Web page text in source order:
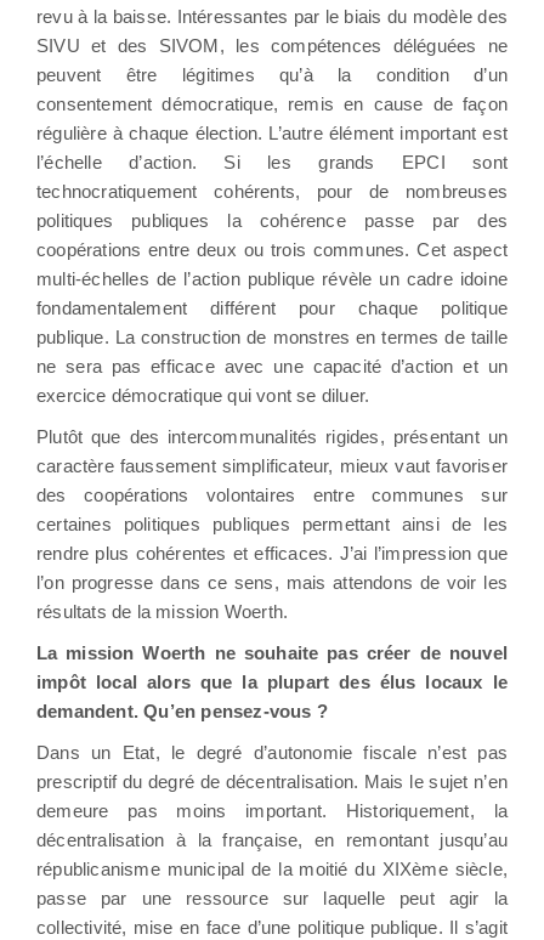
revu à la baisse. Intéressantes par le biais du modèle des
SIVU et des SIVOM, les compétences déléguées ne
peuvent être légitimes qu’à la condition d’un
consentement démocratique, remis en cause de façon
régulière à chaque élection. L’autre élément important est
l’échelle d’action. Si les grands EPCI sont
technocratiquement cohérents, pour de nombreuses
politiques publiques la cohérence passe par des
coopérations entre deux ou trois communes. Cet aspect
multi-échelles de l’action publique révèle un cadre idoine
fondamentalement différent pour chaque politique
publique. La construction de monstres en termes de taille
ne sera pas efficace avec une capacité d’action et un
exercice démocratique qui vont se diluer.
Plutôt que des intercommunalités rigides, présentant un
caractère faussement simplificateur, mieux vaut favoriser
des coopérations volontaires entre communes sur
certaines politiques publiques permettant ainsi de les
rendre plus cohérentes et efficaces. J’ai l’impression que
l’on progresse dans ce sens, mais attendons de voir les
résultats de la mission Woerth.
La mission Woerth ne souhaite pas créer de nouvel
impôt local alors que la plupart des élus locaux le
demandent. Qu’en pensez-vous ?
Dans un Etat, le degré d’autonomie fiscale n’est pas
prescriptif du degré de décentralisation. Mais le sujet n’en
demeure pas moins important. Historiquement, la
décentralisation à la française, en remontant jusqu’au
républicanisme municipal de la moitié du XIXème siècle,
passe par une ressource sur laquelle peut agir la
collectivité, mise en face d’une politique publique. Il s’agit